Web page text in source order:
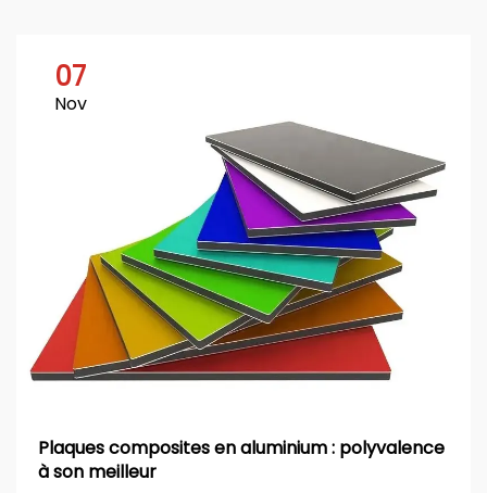
07
Nov
Plaques composites en aluminium : polyvalence
à son meilleur